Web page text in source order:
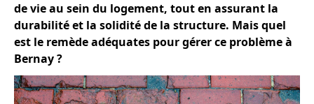
de vie au sein du logement, tout en assurant la
durabilité et la solidité de la structure. Mais quel
est le remède adéquates pour gérer ce problème à
Bernay ?